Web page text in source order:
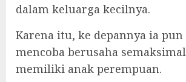
dalam keluarga kecilnya.
Karena itu, ke depannya ia pun
mencoba berusaha
memiliki anak perempuan.